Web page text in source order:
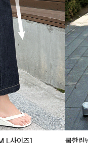
사이즈] 쿨한린